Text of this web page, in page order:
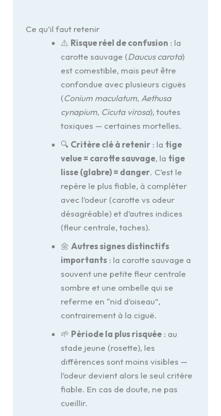
Ce qu’il faut retenir
⚠️ Risque réel de confusion : la
carotte sauvage (Daucus carota)
est comestible, mais peut être
confondue avec plusieurs ciguës
(Conium maculatum, Aethusa
cynapium, Cicuta virosa), toutes
toxiques — certaines mortelles.
🔍 Critère clé à retenir: la tige
velue = carotte sauvage, la tige
lisse (glabre) = danger. C’est le
repère le plus fiable, à compléter
avec l’odeur (carotte vs odeur
désagréable) et d’autres indices
(fleur centrale, taches).
🌼 Autres signes distinctifs
importants: la carotte sauvage a
souvent une petite fleur centrale
sombre et une ombelle qui se
referme en “nid d’oiseau”,
contrairement à la ciguë.
🌱 Période la plus risquée: au
stade jeune (rosette), les
différences sont moins visibles —
l’odeur devient alors le seul critère
fiable. En cas de doute, ne pas
cueillir.